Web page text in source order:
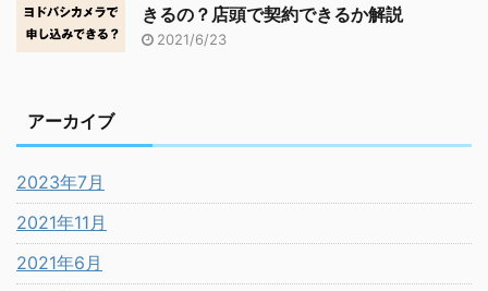
きるの？店頭で契約できるか解説
2021/6/23
アーカイブ
2023年7月
2021年11月
2021年6月